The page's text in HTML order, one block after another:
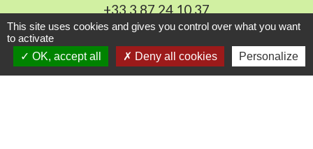
+33 3 87 24 10 37
Accueil en mairie :
Lundi de 10h à 12h et de 16h à 19h
This site uses cookies and gives you control over what you want
to activate
OK, accept all
Deny all cookies Personalize